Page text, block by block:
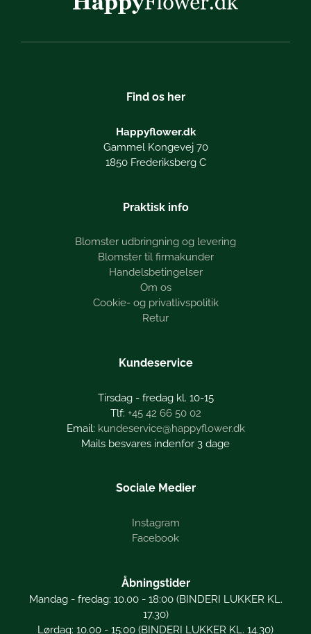
Find os her
Happyflower.dk
Gammel Kongevej 70
1850 Frederiksberg C
Praktisk info
Blomster udbringning og levering
Blomster til firmakunder
Handelsbetingelser
Om os
Cookie- og privatlivspolitik
Retur
Kundeservice
Tirsdag - fredag kl. 10-15
+45 42 66 50 02
kundeservice@happyflower.dk
Mails besvares indenfor 3 dage
Sociale Medier
Instagram
Facebook
Åbningstider
Mandag - fredag: 10.00 - 18:00 (BINDERI LUKKER KL.
17.30)
Lørdag: 10.00 - 15:00 (BINDERI LUKKER KL. 14.30)